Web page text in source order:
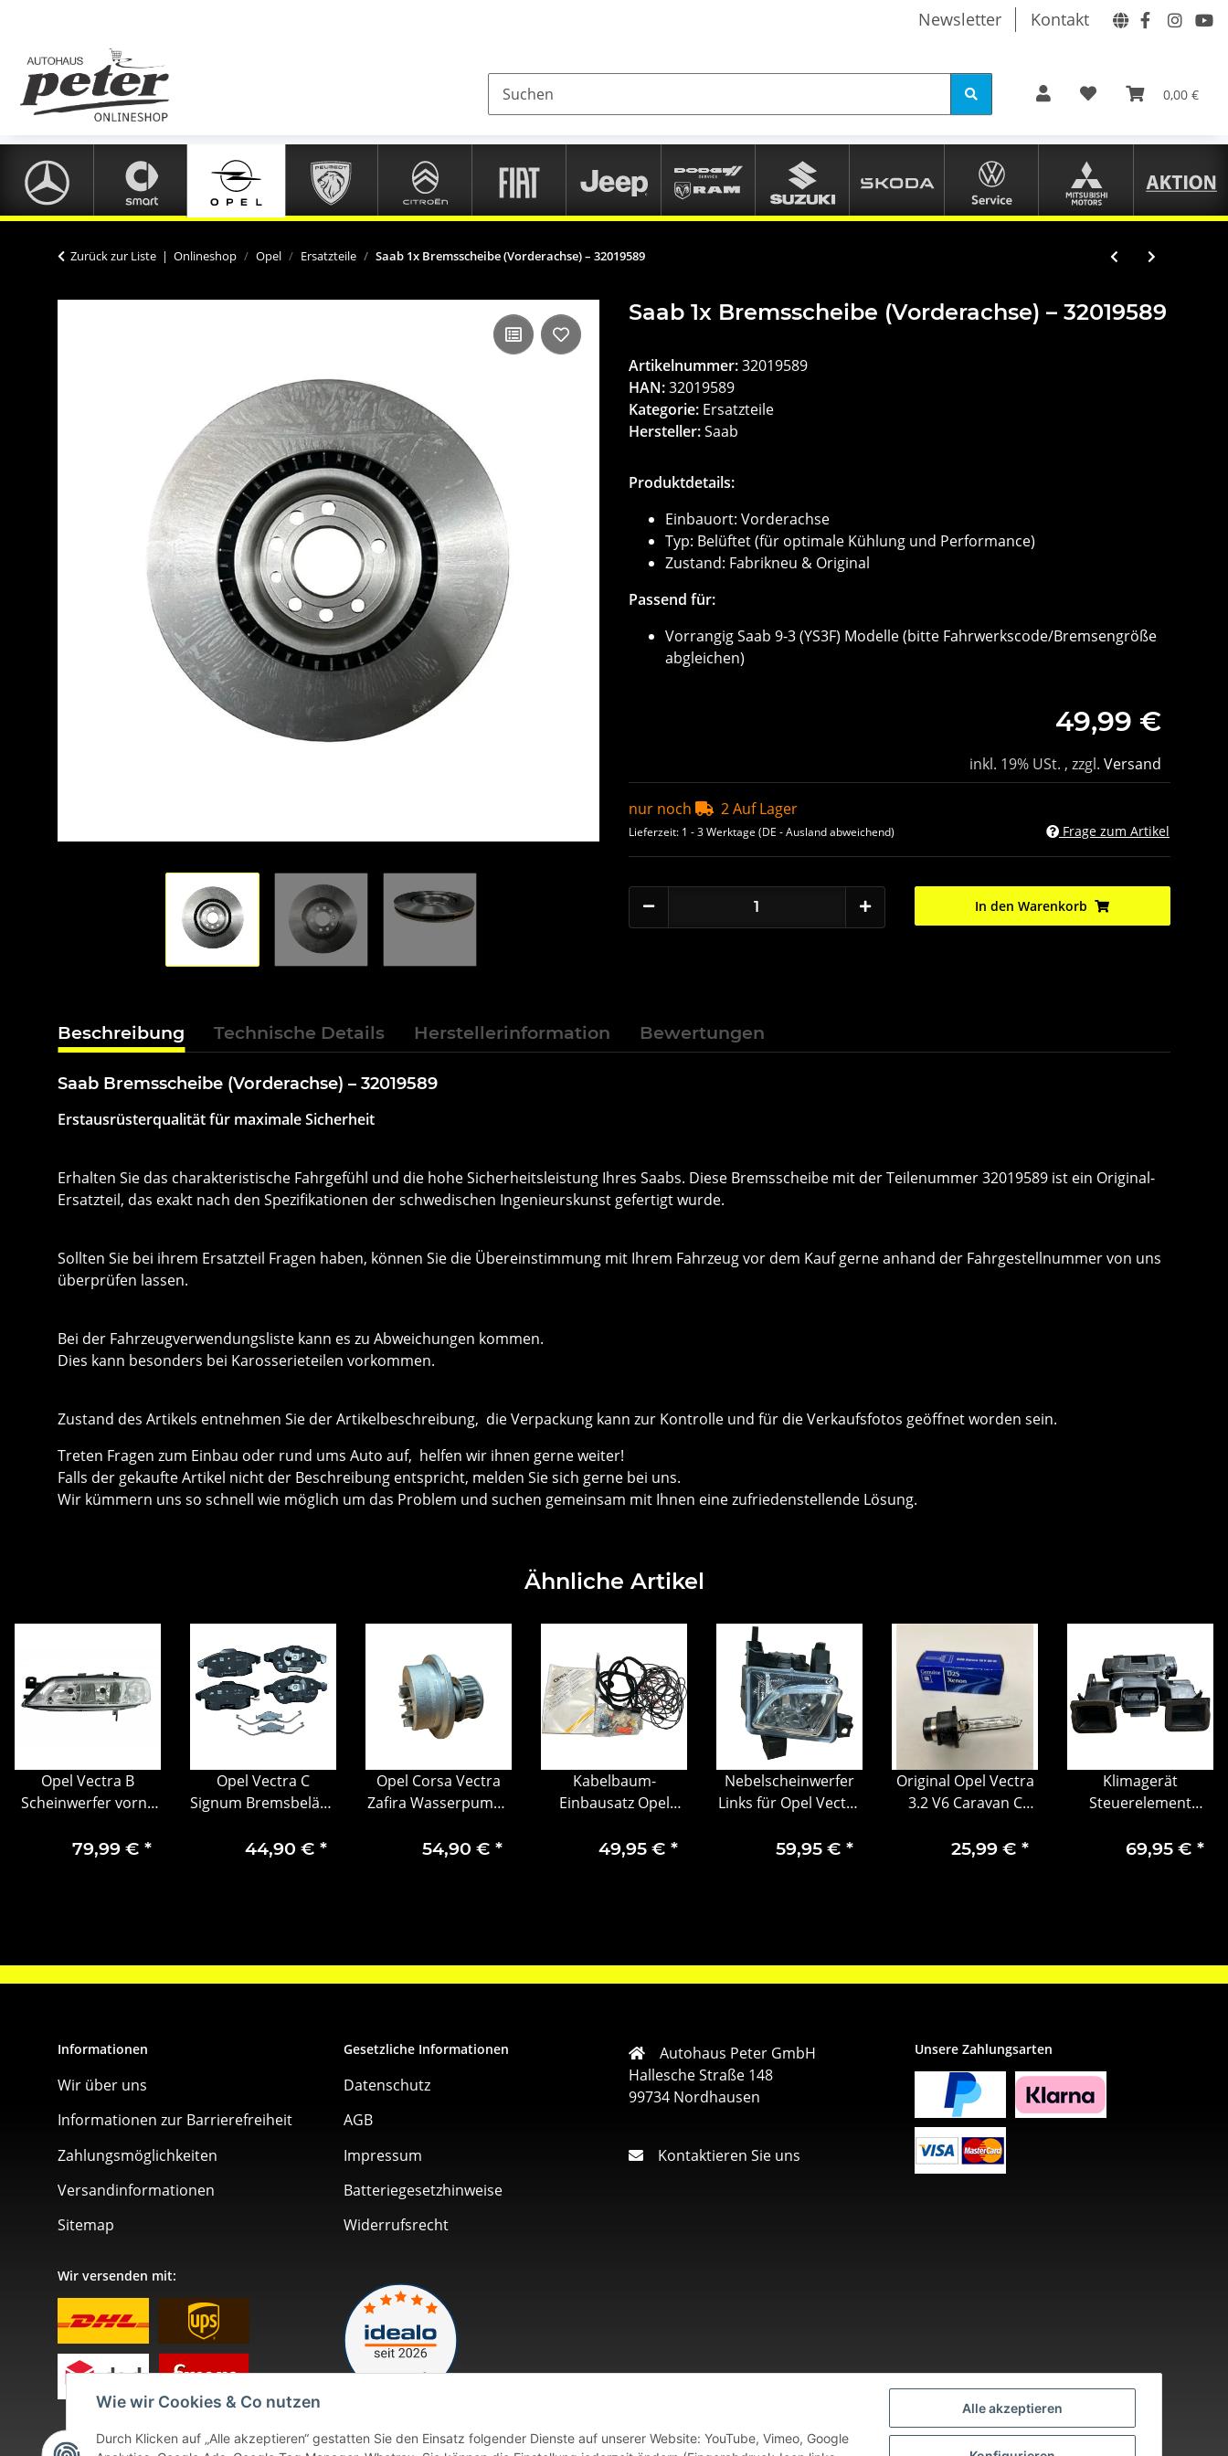
Alle akzeptieren
Wie wir Cookies & Co nutzen
Durch Klicken auf „Alle akzeptieren“ gestatten Sie den Einsatz folgender Dienste auf unserer Website: YouTube, Vimeo, Google
Newsletter Kontakt
0,00 €
Zurück zur Liste Onlineshop Opel Ersatzteile Saab 1x Bremsscheibe (Vorderachse) – 32019589
Saab 1x Bremsscheibe (Vorderachse) – 32019589
Artikelnummer:32019589
HAN:32019589
Kategorie: Ersatzteile
Hersteller:Saab
Produktdetails:
Einbauort: Vorderachse
Typ: Belüftet (für optimale Kühlung und Performance)
Zustand: Fabrikneu & Original
Passend für:
Vorrangig Saab 9-3 (YS3F) Modelle (bitte Fahrwerkscode/Bremsengröße
abgleichen)
49,99 €
inkl. 19% USt. , zzgl. Versand
nur noch 2 Auf Lager
Lieferzeit: 1 - 3 Werktage (DE - Ausland abweichend) Frage zum Artikel
In den Warenkorb
Beschreibung Technische Details Herstellerinformation Bewertungen
Saab Bremsscheibe (Vorderachse) – 32019589
Erstausrüsterqualität für maximale Sicherheit
Erhalten Sie das charakteristische Fahrgefühl und die hohe Sicherheitsleistung Ihres Saabs. Diese Bremsscheibe mit der Teilenummer 32019589 ist ein Original-
Ersatzteil, das exakt nach den Spezifikationen der schwedischen Ingenieurskunst gefertigt wurde.
Sollten Sie bei ihrem Ersatzteil Fragen haben, können Sie die Übereinstimmung mit Ihrem Fahrzeug vor dem Kauf gerne anhand der Fahrgestellnummer von uns
überprüfen lassen.
Bei der Fahrzeugverwendungsliste kann es zu Abweichungen kommen.
Dies kann besonders bei Karosserieteilen vorkommen.
Zustand des Artikels entnehmen Sie der Artikelbeschreibung, die Verpackung kann zur Kontrolle und für die Verkaufsfotos geöffnet worden sein.
Treten Fragen zum Einbau oder rund ums Auto auf, helfen wir ihnen gerne weiter!
Falls der gekaufte Artikel nicht der Beschreibung entspricht, melden Sie sich gerne bei uns.
Wir kümmern uns so schnell wie möglich um das Problem und suchen gemeinsam mit Ihnen eine zufriedenstellende Lösung.
Ähnliche Artikel
Opel Vectra B
Scheinwerfer vorne
79,99 € *
Opel Vectra C
Signum Bremsbeläge
vorne 93166798
44,90 € *
Opel Corsa Vectra
Zafira Wasserpumpe
9192797
54,90 € *
Kabelbaum-
Einbausatz Opel
Calibra 90421907
49,95 € *
Nebelscheinwerfer
Links für Opel Vectra
09 13261995
59,95 € *
Original Opel Vectra
3.2 V6 Caravan C
93169041
25,99 € *
Klimagerät
Steuerelement
Vectra C 1842413
69,95 € *
Informationen
Wir über uns
Informationen zur Barrierefreiheit
Zahlungsmöglichkeiten
Versandinformationen
Sitemap
Gesetzliche Informationen
Datenschutz
AGB
Impressum
Batteriegesetzhinweise
Widerrufsrecht
Autohaus Peter GmbH
Hallesche Straße 148
99734 Nordhausen
Kontaktieren Sie uns
Unsere Zahlungsarten
Wir versenden mit:
Vertrag widerrufen